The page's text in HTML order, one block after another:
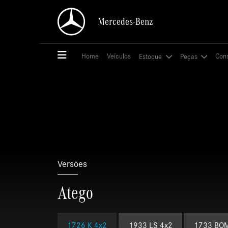
Mercedes-Benz
Home Veículos Estoque Peças
Versões
Atego
1726 K 4x2 1933 LS 4x2 1733
Mercedes-Benz
Home Veículos Estoque Peças